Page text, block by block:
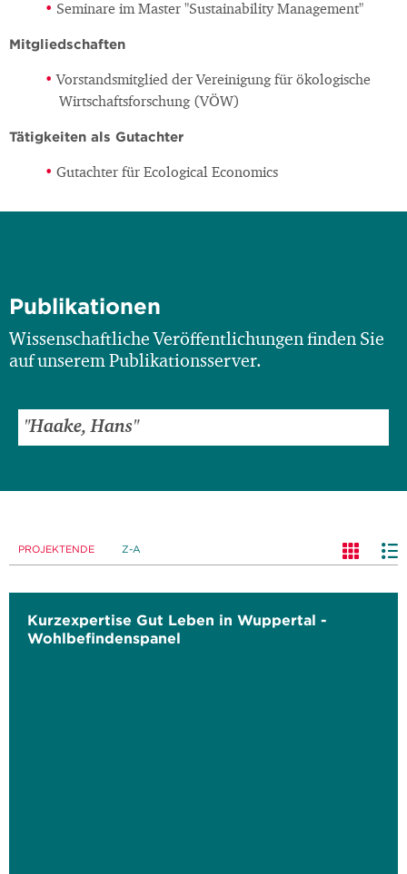
Seminare im Master "Sustainability Management"
Mitgliedschaften
Vorstandsmitglied der Vereinigung für ökologische
Wirtschaftsforschung (VÖW)
Tätigkeiten als Gutachter
Gutachter für Ecological Economics
Publikationen
Wissenschaftliche Veröffentlichungen finden Sie
auf unserem Publikationsserver.
PROJEKTENDE Z-A
Kurzexpertise Gut Leben in Wuppertal -
Wohlbefindenspanel